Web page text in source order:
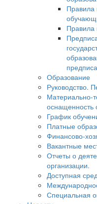
Правила
Правила
Образование
Руководство.
Материально-
оснащенность
График
Платные
Финансово-
Вакантные
Отчеты о
организации.
Доступная
Специальная